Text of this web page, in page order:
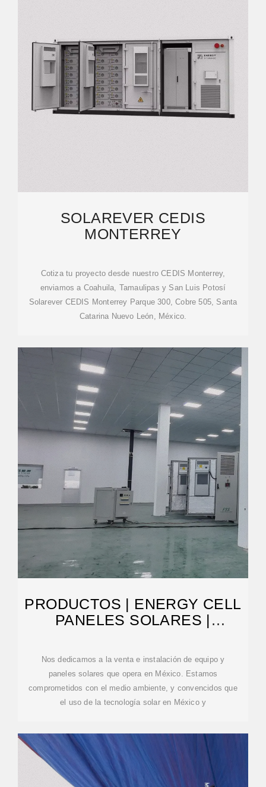
SOLAREVER CEDIS
MONTERREY
Cotiza tu proyecto desde nuestro CEDIS Monterrey,
enviamos a Coahuila, Tamaulipas y San Luis Potosí
Solarever CEDIS Monterrey Parque 300, Cobre 505, Santa
Catarina Nuevo León, México.
PRODUCTOS | ENERGY CELL
PANELES SOLARES |
Nos dedicamos a la venta e instalación de equipo y
paneles solares que opera en México. Estamos
comprometidos con el medio ambiente, y convencidos que
el uso de la tecnología solar en México y